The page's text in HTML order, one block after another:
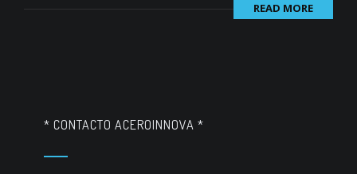
READ MORE
* CONTACTO ACEROINNOVA *